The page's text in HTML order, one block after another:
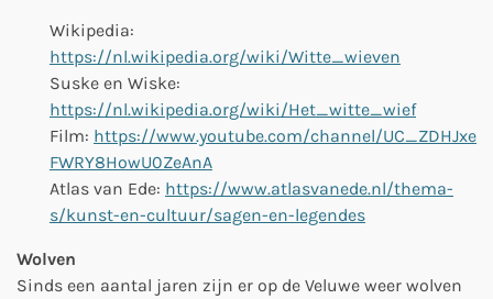
Wikipedia:
https://nl.wikipedia.org/wiki/Witte_wieven
Suske en Wiske:
https://nl.wikipedia.org/wiki/Het_witte_wief
Film: https://www.youtube.com/channel/UC_ZDHJxe
FWRY8HowU0ZeAnA
Atlas van Ede: https://www.atlasvanede.nl/thema-
s/kunst-en-cultuur/sagen-en-legendes
Wolven
Sinds een aantal jaren zijn er op de Veluwe weer wolven